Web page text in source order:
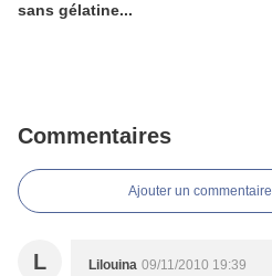
sans gélatine...
Commentaires
Ajouter un commentaire
L Lilouina 09/11/2010 19:39